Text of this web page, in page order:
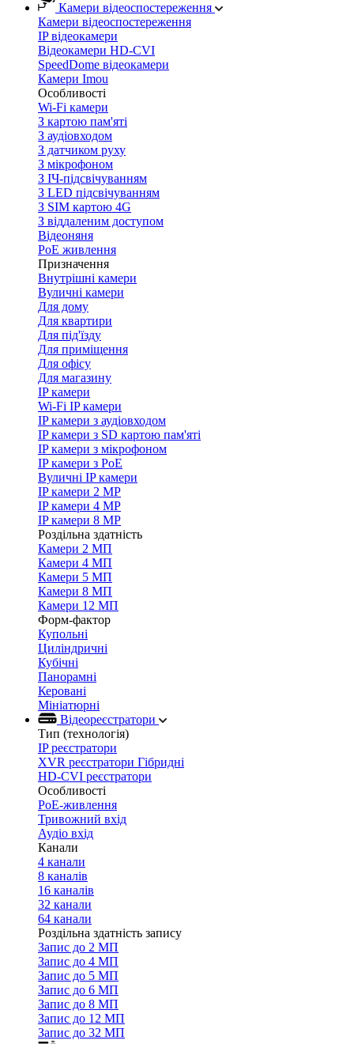
Камери відеоспостереження
Камери відеоспостереження
IP відеокамери
Відеокамери HD-CVI
SpeedDome відеокамери
Камери Imou
Особливості
Wi-Fi камери
З картою пам'яті
З аудіовходом
З датчиком руху
З мікрофоном
З ІЧ-підсвічуванням
З LED підсвічуванням
З SIM картою 4G
З віддаленим доступом
Відеоняня
PoE живлення
Призначення
Внутрішні камери
Вуличні камери
Для дому
Для квартири
Для під'їзду
Для приміщення
Для офісу
Для магазину
IP камери
Wi-Fi IP камери
IP камери з аудіовходом
IP камери з SD картою пам'яті
IP камери з мікрофоном
IP камери з PoE
Вуличні IP камери
IP камери 2 MP
IP камери 4 MP
IP камери 8 MP
Роздільна здатність
Камери 2 МП
Камери 4 МП
Камери 5 МП
Камери 8 МП
Камери 12 МП
Форм-фактор
Купольні
Циліндричні
Кубічні
Панорамні
Керовані
Мініатюрні
Відеореєстратори
Тип (технологія)
IP реєстратори
XVR реєстратори Гібридні
HD-CVI реєстратори
Особливості
PoE-живлення
Тривожний вхід
Аудіо вхід
Канали
4 канали
8 каналів
16 каналів
32 канали
64 канали
Роздільна здатність запису
Запис до 2 МП
Запис до 4 МП
Запис до 5 МП
Запис до 6 МП
Запис до 8 МП
Запис до 12 МП
Запис до 32 МП